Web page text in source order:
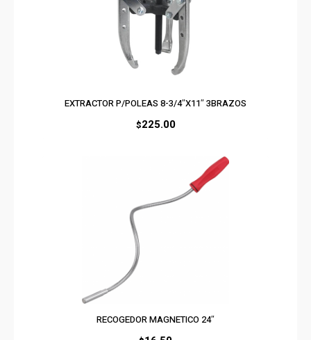
EXTRACTOR P/POLEAS 8-3/4″X11″ 3BRAZOS
$225.00
RECOGEDOR MAGNETICO 24″